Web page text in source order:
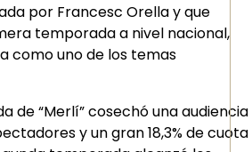
por Francesc Orella y que
temporada a nivel nacional,
como uno de los temas
de “Merlí” cosechó una audiencia
y un gran 18,3% de cuota